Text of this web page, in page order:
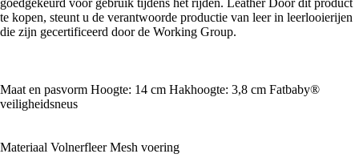
te kopen, steunt u de verantwoorde productie van leer in leerlooierijen
die zijn gecertificeerd door de Working Group.
Maat en pasvorm Hoogte: 14 cm Hakhoogte: 3,8 cm Fatbaby®
veiligheidsneus
Materiaal Volnerfleer Mesh voering